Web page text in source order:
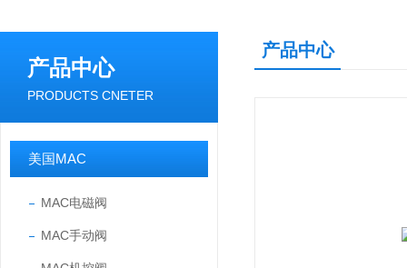
产品中心
PRODUCTS CNETER
美国MAC
MAC电磁阀
MAC手动阀
产品中心